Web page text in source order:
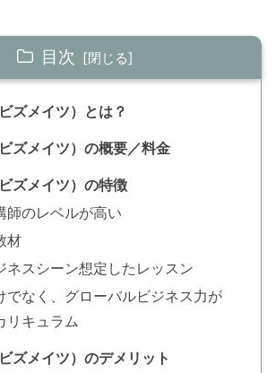
目次
ズメイツ）とは？
ズメイツ）の概要／料金
ズメイツ）の特徴
師のレベルが高い
材
ネスシーン想定したレッスン
でなく、グローバルビジネス力が
リキュラム
ズメイツ）のデメリット